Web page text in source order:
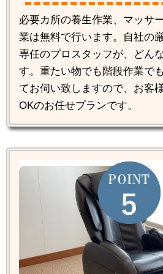
必要カ所の養生作業、マッサ
業は無料で行います。自社の
専任のプロスタッフが、どん
す。重たい物でも階段作業で
てお伺い致しますので、お客
OKのお任せプランです。